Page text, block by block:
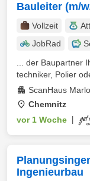
Bauleiter (m/
Vollzeit
JobRad
... der Baupartner
techniker, Polier
ScanHaus
Chemnitz
vor 1 Woche
Ingenieurbau